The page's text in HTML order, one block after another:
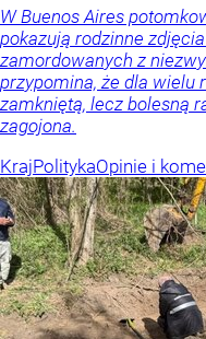
W Buenos Aires
pokazują rodzinne
zamordowanych z
przypomina, że dla wielu
zamkniętą, lecz bolesną
zagojona.
KrajPolitykaOpinie i